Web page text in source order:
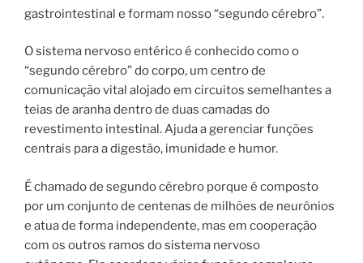
gastrointestinal e formam nosso “segundo cérebro”.
O sistema nervoso entérico é conhecido como o
“segundo cérebro” do corpo, um centro de
comunicação vital alojado em circuitos semelhantes a
teias de aranha dentro de duas camadas do
revestimento intestinal. Ajuda a gerenciar funções
centrais para a digestão, imunidade e humor.
É chamado de segundo cérebro porque é composto
por um conjunto de centenas de milhões de neurônios
e atua de forma independente, mas em cooperação
com os outros ramos do sistema nervoso